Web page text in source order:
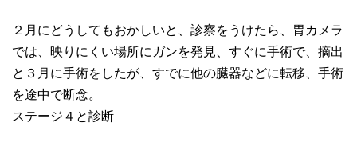
２月にどうしてもおかしいと、診察をうけたら、胃カメラ
では、映りにくい場所にガンを発見、すぐに手術で、摘出
と３月に手術をしたが、すでに他の臓器などに転移、手術
を途中で断念。
ステージ４と診断